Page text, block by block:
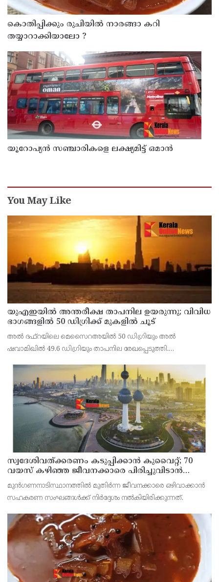
കൊതിപ്പിക്കും രുചിയിൽ നാരങ്ങാ കറി
തയ്യാറാക്കിയാലോ ?
യൂറോപ്യന്‍ സഞ്ചാരികളെ ലക്ഷ്യമിട്ട് ഒമാന്‍
You May Like
യുഎഇയില്‍ അന്തരീക്ഷ താപനില ഉയരുന്നു; വിവിധ
ഭാഗങ്ങളില്‍ 50 ഡിഗ്രിക്ക് മുകളില്‍ ചൂട്
അല്‍ ദഫ്റയിലെ മെസൈറഅയില്‍ 50 ഡിഗ്രിയും അല്‍
ഷവാമിഖില്‍ 49.6 ഡിഗ്രിയും താപനില രേഖപ്പെടുത്തി.
വന്‍ തോതില്‍ ചൂട് അനുഭവപ്പെട്ടത്.
സ്വദേശിവത്ക്കരണം കടുപ്പിക്കാന്‍ കുവൈറ്റ്; 70
വയസ് കഴിഞ്ഞ ജീവനക്കാരെ പിരിച്ചുവിടാന്‍
തീരുമാനം
മുന്‍ഗണനാടിസ്ഥാനത്തില്‍ മുതിര്‍ന്ന ജീവനക്കാരെ ഒഴിവാക്കാന്‍
സഹകരണ സംഘങ്ങള്‍ക്ക് നിര്‍ദ്ദേശം നല്‍കിയിരിക്കുന്നത്.